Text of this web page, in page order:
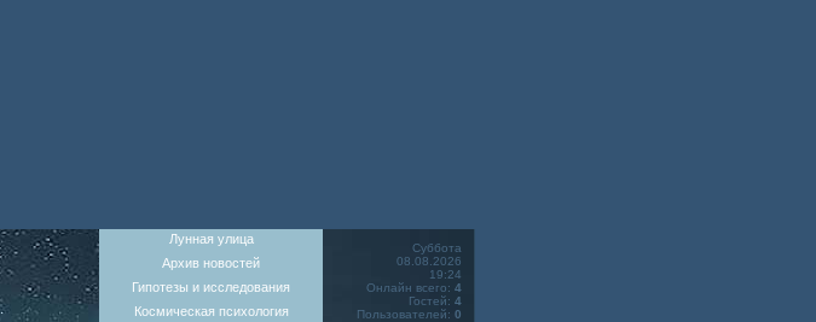
Лунная улица
Архив новостей
Гипотезы и исследования
Космическая психология
Суббота
08.08.2026
19:24
Онлайн всего: 4
Гостей: 4
Пользователей: 0